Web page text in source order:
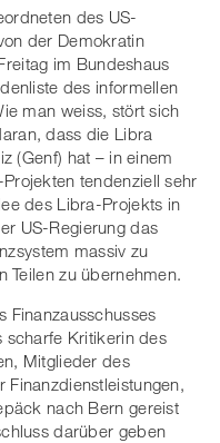
des US-
der Demokratin
im Bundeshaus
des informellen
man weiss, stört sich
dass die Libra
(Genf) hat – in einem
tendenziell sehr
des Libra-Projekts in
US-Regierung das
massiv zu
Teilen zu übernehmen.
Finanzausschusses
scharfe Kritikerin des
Mitglieder des
Finanzdienstleistungen,
nach Bern gereist
darüber geben